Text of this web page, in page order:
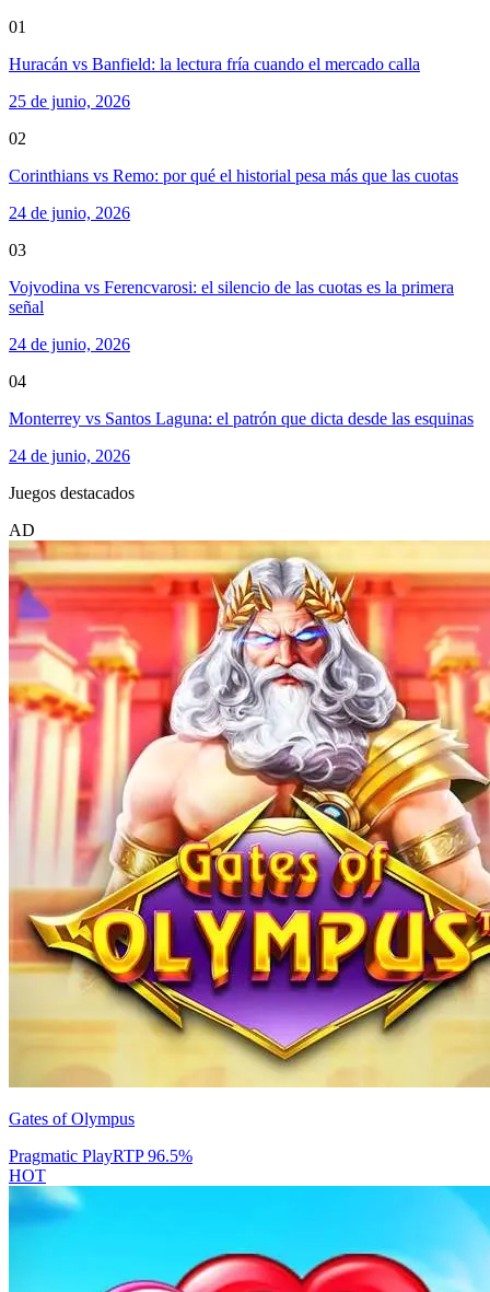
01
Huracán vs Banfield: la lectura fría cuando el mercado calla
25 de junio, 2026
02
Corinthians vs Remo: por qué el historial pesa más que las cuotas
24 de junio, 2026
03
Vojvodina vs Ferencvarosi: el silencio de las cuotas es la primera
señal
24 de junio, 2026
04
Monterrey vs Santos Laguna: el patrón que dicta desde las esquinas
24 de junio, 2026
Juegos destacados
AD
Gates of Olympus
Pragmatic PlayRTP96.5%
HOT